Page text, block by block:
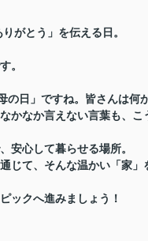
がとう」を伝える日。
。
の日」ですね。皆さんは何
かなか言えない言葉も、
安心して暮らせる場所。
じて、そんな温かい「家
ックへ進みましょう！